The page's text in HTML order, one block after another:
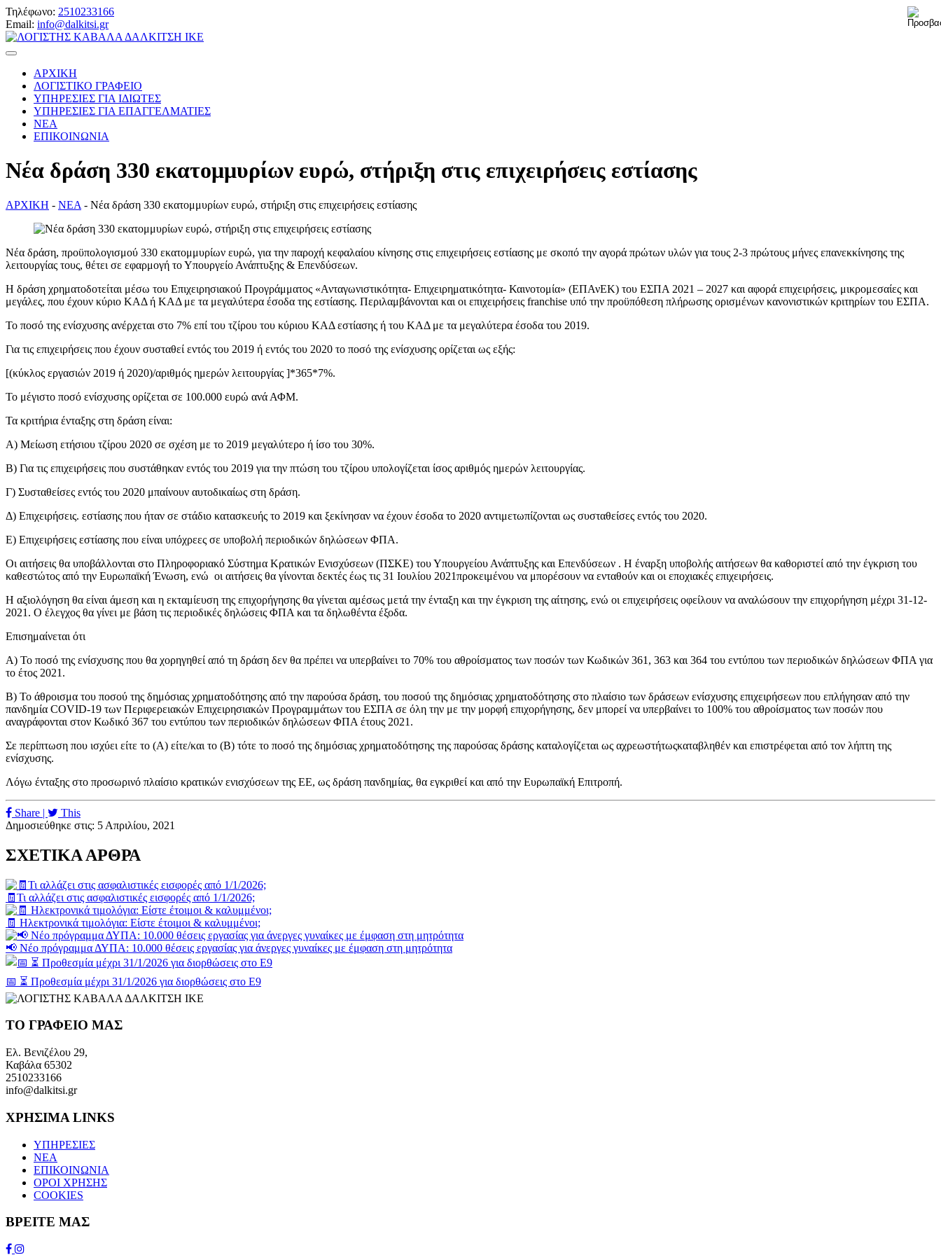
Τηλέφωνο: 2510233166
Email: info@dalkitsi.gr
ΑΡΧΙΚΗ
ΛΟΓΙΣΤΙΚΟ ΓΡΑΦΕΙΟ
ΥΠΗΡΕΣΙΕΣ ΓΙΑ ΙΔΙΩΤΕΣ
ΥΠΗΡΕΣΙΕΣ ΓΙΑ ΕΠΑΓΓΕΛΜΑΤΙΕΣ
ΝΕΑ
ΕΠΙΚΟΙΝΩΝΙΑ
Νέα δράση 330 εκατομμυρίων ευρώ, στήριξη στις επιχειρήσεις εστίασης
ΑΡΧΙΚΗ - ΝΕΑ - Νέα δράση 330 εκατομμυρίων ευρώ, στήριξη στις επιχειρήσεις εστίασης
Νέα δράση, προϋπολογισμού 330 εκατομμυρίων ευρώ, για την παροχή κεφαλαίου κίνησης στις επιχειρήσεις εστίασης με σκοπό την αγορά πρώτων υλών για τους 2-3 πρώτους μήνες επανεκκίνησης της
λειτουργίας τους, θέτει σε εφαρμογή το Υπουργείο Ανάπτυξης & Επενδύσεων.
Η δράση χρηματοδοτείται μέσω του Επιχειρησιακού Προγράμματος «Ανταγωνιστικότητα- Επιχειρηματικότητα- Καινοτομία» (ΕΠΑνΕΚ) του ΕΣΠΑ 2021 – 2027 και αφορά επιχειρήσεις, μικρομεσαίες και
μεγάλες, που έχουν κύριο ΚΑΔ ή ΚΑΔ με τα μεγαλύτερα έσοδα της εστίασης. Περιλαμβάνονται και οι επιχειρήσεις franchise υπό την προϋπόθεση πλήρωσης ορισμένων κανονιστικών κριτηρίων του ΕΣΠΑ.
Το ποσό της ενίσχυσης ανέρχεται στο 7% επί του τζίρου του κύριου ΚΑΔ εστίασης ή του ΚΑΔ με τα μεγαλύτερα έσοδα του 2019.
Για τις επιχειρήσεις που έχουν συσταθεί εντός του 2019 ή εντός του 2020 το ποσό της ενίσχυσης ορίζεται ως εξής:
[(κύκλος εργασιών 2019 ή 2020)/αριθμός ημερών λειτουργίας ]*365*7%.
Το μέγιστο ποσό ενίσχυσης ορίζεται σε 100.000 ευρώ ανά ΑΦΜ.
Τα κριτήρια ένταξης στη δράση είναι:
Α) Μείωση ετήσιου τζίρου 2020 σε σχέση με το 2019 μεγαλύτερο ή ίσο του 30%.
Β) Για τις επιχειρήσεις που συστάθηκαν εντός του 2019 για την πτώση του τζίρου υπολογίζεται ίσος αριθμός ημερών λειτουργίας.
Γ) Συσταθείσες εντός του 2020 μπαίνουν αυτοδικαίως στη δράση.
Δ) Επιχειρήσεις. εστίασης που ήταν σε στάδιο κατασκευής το 2019 και ξεκίνησαν να έχουν έσοδα το 2020 αντιμετωπίζονται ως συσταθείσες εντός του 2020.
Ε) Επιχειρήσεις εστίασης που είναι υπόχρεες σε υποβολή περιοδικών δηλώσεων ΦΠΑ.
Οι αιτήσεις θα υποβάλλονται στο Πληροφοριακό Σύστημα Κρατικών Ενισχύσεων (ΠΣΚΕ) του Υπουργείου Ανάπτυξης και Επενδύσεων . Η έναρξη υποβολής αιτήσεων θα καθοριστεί από την έγκριση του
καθεστώτος από την Ευρωπαϊκή Ένωση, ενώ οι αιτήσεις θα γίνονται δεκτές έως τις 31 Ιουλίου 2021προκειμένου να μπορέσουν να ενταθούν και οι εποχιακές επιχειρήσεις.
Η αξιολόγηση θα είναι άμεση και η εκταμίευση της επιχορήγησης θα γίνεται αμέσως μετά την ένταξη και την έγκριση της αίτησης, ενώ οι επιχειρήσεις οφείλουν να αναλώσουν την επιχορήγηση μέχρι 31-12-
2021. Ο έλεγχος θα γίνει με βάση τις περιοδικές δηλώσεις ΦΠΑ και τα δηλωθέντα έξοδα.
Επισημαίνεται ότι
Α) Το ποσό της ενίσχυσης που θα χορηγηθεί από τη δράση δεν θα πρέπει να υπερβαίνει το 70% του αθροίσματος των ποσών των Κωδικών 361, 363 και 364 του εντύπου των περιοδικών δηλώσεων ΦΠΑ για
το έτος 2021.
Β) Το άθροισμα του ποσού της δημόσιας χρηματοδότησης από την παρούσα δράση, του ποσού της δημόσιας χρηματοδότησης στο πλαίσιο των δράσεων ενίσχυσης επιχειρήσεων που επλήγησαν από την
πανδημία COVID-19 των Περιφερειακών Επιχειρησιακών Προγραμμάτων του ΕΣΠΑ σε όλη την με την μορφή επιχορήγησης, δεν μπορεί να υπερβαίνει το 100% του αθροίσματος των ποσών που
αναγράφονται στον Κωδικό 367 του εντύπου των περιοδικών δηλώσεων ΦΠΑ έτους 2021.
Σε περίπτωση που ισχύει είτε το (Α) είτε/και το (Β) τότε το ποσό της δημόσιας χρηματοδότησης της παρούσας δράσης καταλογίζεται ως αχρεωστήτωςκαταβληθέν και επιστρέφεται από τον λήπτη της
ενίσχυσης.
Λόγω ένταξης στο προσωρινό πλαίσιο κρατικών ενισχύσεων της ΕΕ, ως δράση πανδημίας, θα εγκριθεί και από την Ευρωπαϊκή Επιτροπή.
Share |
This
Δημοσιεύθηκε στις: 5 Απριλίου, 2021
ΣΧΕΤΙΚΑ ΑΡΘΡΑ
🧾Τι αλλάζει στις ασφαλιστικές εισφορές από 1/1/2026;
🧾 Ηλεκτρονικά τιμολόγια: Είστε έτοιμοι & καλυμμένοι;
📢 Νέο πρόγραμμα ΔΥΠΑ: 10.000 θέσεις εργασίας για άνεργες γυναίκες με έμφαση στη μητρότητα
📅 ⏳ Προθεσμία μέχρι 31/1/2026 για διορθώσεις στο Ε9
ΤΟ ΓΡΑΦΕΙΟ ΜΑΣ
Ελ. Βενιζέλου 29,
Καβάλα 65302
2510233166
info@dalkitsi.gr
ΧΡΗΣΙΜΑ LINKS
ΥΠΗΡΕΣΙΕΣ
ΝΕΑ
ΕΠΙΚΟΙΝΩΝΙΑ
ΟΡΟΙ ΧΡΗΣΗΣ
COOKIES
ΒΡΕΙΤΕ ΜΑΣ
Facebook
Instagram